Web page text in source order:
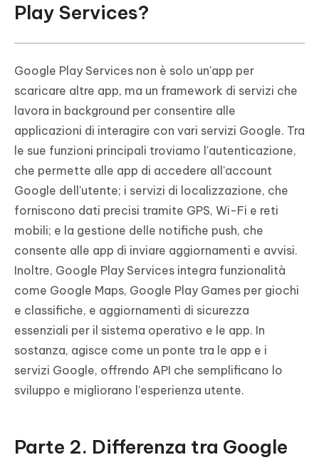
Play Services?
Google Play Services non è solo un'app per
scaricare altre app, ma un framework di servizi che
lavora in background per consentire alle
applicazioni di interagire con vari servizi Google. Tra
le sue funzioni principali troviamo l'autenticazione,
che permette alle app di accedere all'account
Google dell'utente; i servizi di localizzazione, che
forniscono dati precisi tramite GPS, Wi-Fi e reti
mobili; e la gestione delle notifiche push, che
consente alle app di inviare aggiornamenti e avvisi.
Inoltre, Google Play Services integra funzionalità
come Google Maps, Google Play Games per giochi
e classifiche, e aggiornamenti di sicurezza
essenziali per il sistema operativo e le app. In
sostanza, agisce come un ponte tra le app e i
servizi Google, offrendo API che semplificano lo
sviluppo e migliorano l'esperienza utente.
Parte 2. Differenza tra Google